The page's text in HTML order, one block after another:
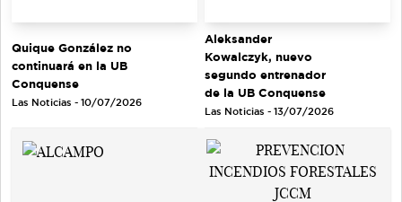
Quique González no
continuará en la UB
Conquense
Las Noticias - 10/07/2026
Aleksander
Kowalczyk, nuevo
segundo entrenador
de la UB Conquense
Las Noticias - 13/07/2026